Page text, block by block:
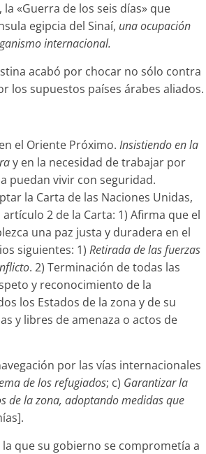
«Guerra de los seis días» que
egipcia del Sinaí, una ocupación
internacional.
acabó por chocar no sólo contra
los supuestos países árabes aliados.
el Oriente Próximo. Insistiendo en la
y en la necesidad de trabajar por
puedan vivir con seguridad.
la Carta de las Naciones Unidas,
2 de la Carta: 1) Afirma que el
una paz justa y duradera en el
siguientes: 1) Retirada de las fuerzas
. 2) Terminación de todas las
y reconocimiento de la
los Estados de la zona y de su
y libres de amenaza o actos de
por las vías internacionales
de los refugiados; c) Garantizar la
de la zona, adoptando medidas que
que su gobierno se comprometía a